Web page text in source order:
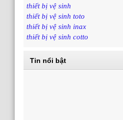
thiết bị vệ sinh
thiết bị vệ sinh toto
thiết bị vệ sinh inax
thiết bị vệ sinh cotto
Tin nổi bật